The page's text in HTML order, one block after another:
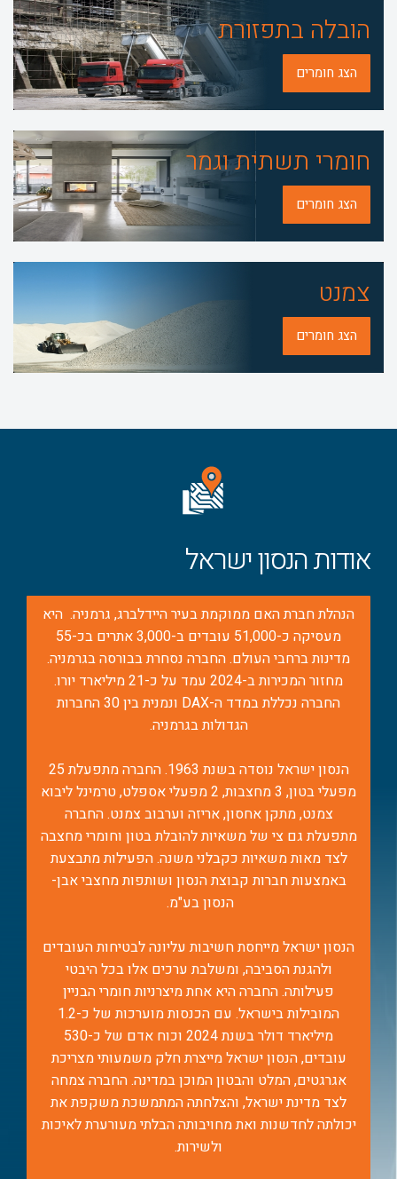
הובלה בתפזורת
הצג חומרים
חומרי תשתית וגמר
הצג חומרים
צמנט
הצג חומרים
אודות הנסון ישראל
הנהלת חברת האם ממוקמת בעיר היידלברג, גרמניה. היא
מעסיקה כ-51,000 עובדים ב-3,000 אתרים בכ-55
מדינות ברחבי העולם. החברה נסחרת בבורסה בגרמניה.
מחזור המכירות ב-2024 עמד על כ-21 מיליארד יורו.
החברה נכללת במדד ה-DAX ונמנית בין 30 החברות
הגדולות בגרמניה.
הנסון ישראל נוסדה בשנת 1963. החברה מתפעלת 25
מפעלי בטון, 3 מחצבות, 2 מפעלי אספלט, טרמינל ליבוא
צמנט, מתקן אחסון, אריזה וערבוב צמנט. החברה
מתפעלת גם צי של משאיות להובלת בטון וחומרי מחצבה
לצד מאות משאיות כקבלני משנה. הפעילות מתבצעת
באמצעות חברות קבוצת הנסון ושותפות מחצבי אבן-
הנסון בע"מ.
הנסון ישראל מייחסת חשיבות עליונה לבטיחות העובדים
ולהגנת הסביבה, ומשלבת ערכים אלו בכל היבטי
פעילותה. החברה היא אחת מיצרניות חומרי הבניין
המובילות בישראל. עם הכנסות מוערכות של כ-1.2
מיליארד דולר בשנת 2024 וכוח אדם של כ-530
עובדים, הנסון ישראל מייצרת חלק משמעותי מצריכת
אגרגטים, המלט והבטון המוכן במדינה. החברה צמחה
לצד מדינת ישראל, והצלחתה המתמשכת משקפת את
יכולתה לחדשנות ואת מחויבותה הבלתי מעורערת לאיכות
ולשירות.